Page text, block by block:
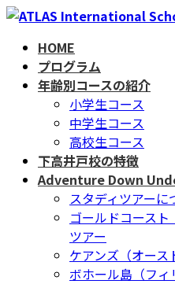
コ
ナ
HOME
プログラム
年齢別コースの紹介
小学生コース
中学生コース
高校生コース
下高井戸校の特徴
Adventure Down
スタディツアーに
ゴールドコース
ツアー
ケアンズ（オース
ボホール島（フ